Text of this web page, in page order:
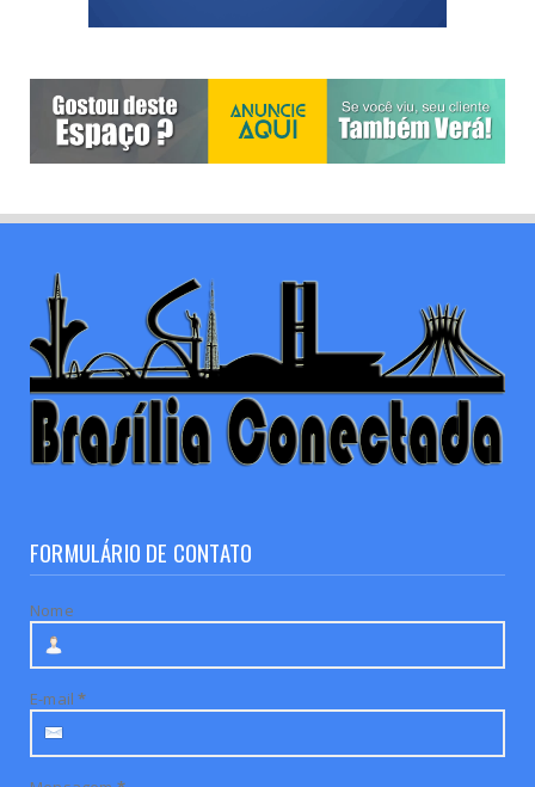
FORMULÁRIO DE CONTATO
Nome
E-mail*